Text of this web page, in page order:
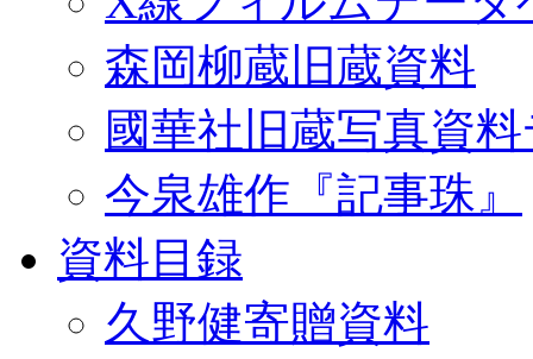
森岡柳蔵旧蔵資料
國華社旧蔵写真資
今泉雄作『記事珠』
資料目録
久野健寄贈資料